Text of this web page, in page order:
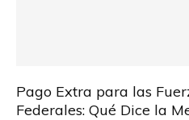
Pago Extra para las
Federales: Qué Dice la